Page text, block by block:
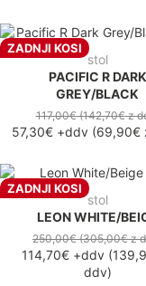
ZADNJI KOSI
stol
PACIFIC R DARK
GREY/BLACK
117,00€(142,70€z
57,30€ +ddv (69,90€
ZADNJI KOSI
stol
LEON WHITE/
250,00€(305,00€z
114,70€+ddv(
ddv)